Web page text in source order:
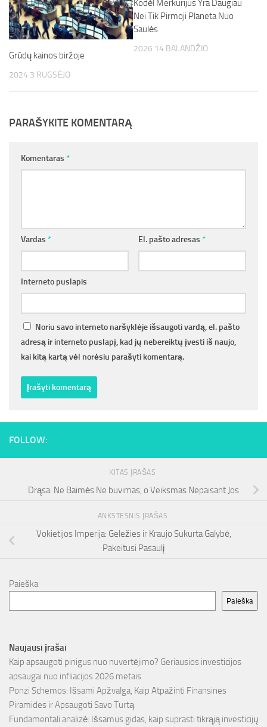
Grūdų kainos biržoje
2024 3 RUGSĖJO
Kodėl Merkurijus Yra Daugiau
Nei Tik Pirmoji Planeta Nuo
Saulės
2026 14 BALANDŽIO
PARAŠYKITE KOMENTARĄ
Komentaras *
Vardas * El. pašto adresas *
Interneto puslapis
Noriu savo interneto naršyklėje išsaugoti vardą, el. pašto
adresą ir interneto puslapį, kad jų nebereiktų įvesti iš naujo,
kai kitą kartą vėl norėsiu parašyti komentarą.
FOLLOW:
KITAS ĮRAŠAS
Drąsa: Ne Baimės Ne buvimas, o Veiksmas Nepaisant Jos
ANKSTESNIS ĮRAŠAS
Vokietijos Imperija: Geležies ir Kraujo Sukurta Galybė,
Pakeitusi Pasaulį
Paieška
Paieška
Naujausi įrašai
Kaip apsaugoti pinigus nuo nuvertėjimo? Geriausios investicijos
apsaugai nuo infliacijos 2026 metais
Ponzi Schemos: Išsami Apžvalga, Kaip Atpažinti Finansines
Piramides ir Apsaugoti Savo Turtą
Fundamentali analizė: Išsamus gidas, kaip suprasti tikrąją investicijų